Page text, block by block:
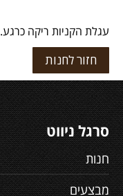
עגלת הקניות ריקה כרגע.
חזור לחנות
סרגל ניווט
חנות
מבצעים